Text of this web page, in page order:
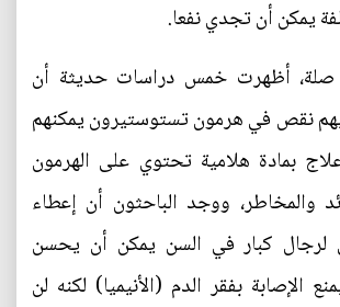
يمكن أن تجدي نفعا.
أظهرت خمس دراسات حديثة أن
نقص في هرمون تستوستيرون يمكنهم
بمادة هلامية تحتوي على الهرمون
والمخاطر، ووجد الباحثون أن إعطاء
لرجال كبار في السن يمكن أن يحسن
الإصابة بفقر الدم (الأنيميا) لكنه لن